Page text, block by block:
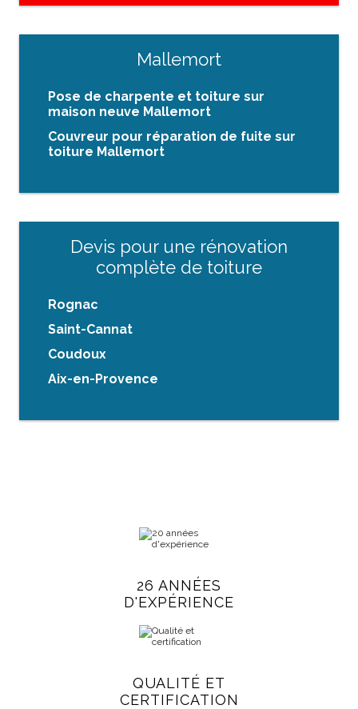
Mallemort
Pose de charpente et toiture sur
maison neuve Mallemort
Couvreur pour réparation de fuite sur
toiture Mallemort
Devis pour une rénovation
complète de toiture
Rognac
Saint-Cannat
Coudoux
Aix-en-Provence
26 ANNÉES
D'EXPÉRIENCE
QUALITÉ ET
CERTIFICATION